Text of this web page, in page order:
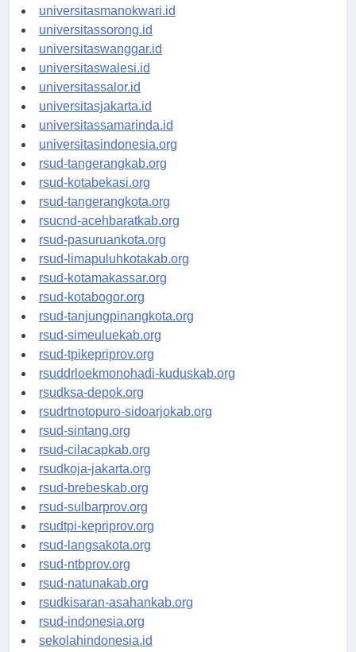
universitasmanokwari.id
universitassorong.id
universitaswanggar.id
universitaswalesi.id
universitassalor.id
universitasjakarta.id
universitassamarinda.id
universitasindonesia.org
rsud-tangerangkab.org
rsud-kotabekasi.org
rsud-tangerangkota.org
rsucnd-acehbaratkab.org
rsud-pasuruankota.org
rsud-limapuluhkotakab.org
rsud-kotamakassar.org
rsud-kotabogor.org
rsud-tanjungpinangkota.org
rsud-simeuluekab.org
rsud-tpikepriprov.org
rsuddrloekmonohadi-kuduskab.org
rsudksa-depok.org
rsudrtnotopuro-sidoarjokab.org
rsud-sintang.org
rsud-cilacapkab.org
rsudkoja-jakarta.org
rsud-brebeskab.org
rsud-sulbarprov.org
rsudtpi-kepriprov.org
rsud-langsakota.org
rsud-ntbprov.org
rsud-natunakab.org
rsudkisaran-asahankab.org
rsud-indonesia.org
sekolahindonesia.id